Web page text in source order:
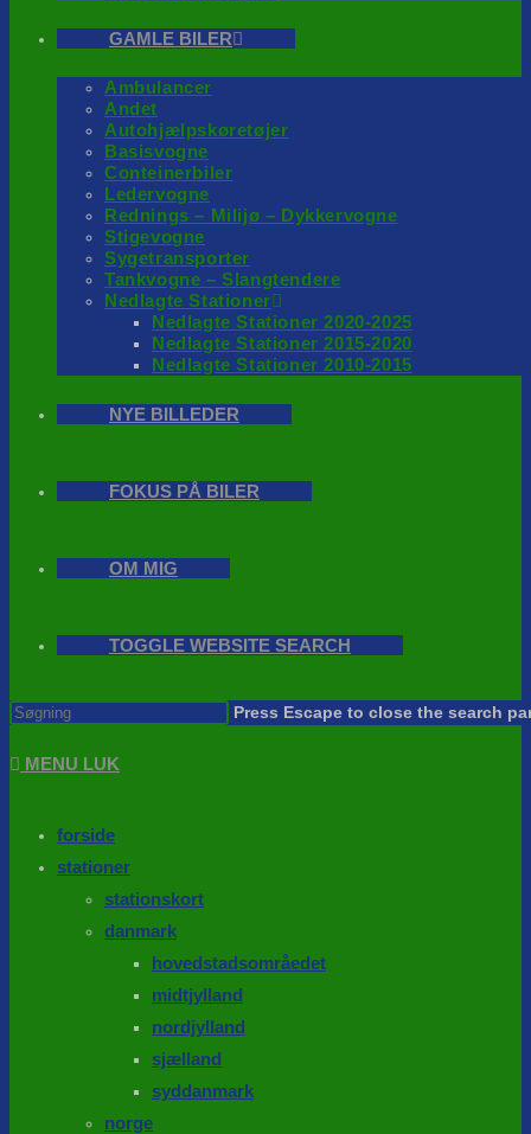
GAMLE BILER
Ambulancer
Andet
Autohjælpskøretøjer
Basisvogne
Conteinerbiler
Ledervogne
Rednings – Milijø – Dykkervogne
Stigevogne
Sygetransporter
Tankvogne – Slangtendere
Nedlagte Stationer
Nedlagte Stationer 2020-2025
Nedlagte Stationer 2015-2020
Nedlagte Stationer 2010-2015
NYE BILLEDER
FOKUS PÅ BILER
OM MIG
TOGGLE WEBSITE SEARCH
Press Escape to close the search
MENU LUK
forside
stationer
stationskort
danmark
hovedstadsområedet
midtjylland
nordjylland
sjælland
syddanmark
norge